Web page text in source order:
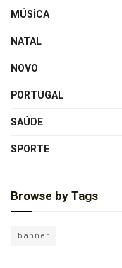
MÚSICA
NATAL
NOVO
PORTUGAL
SAÚDE
SPORTE
Browse by Tags
banner